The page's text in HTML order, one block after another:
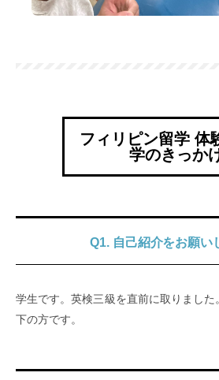
フィリピン留学 体
学のきっか
Q1. 自己紹介をお願い
学生です。英検三級を直前に取りまし
下の方です。